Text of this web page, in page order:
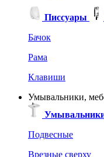
Писсуары
Бачок
Рама
Клавиши
Умывальники,
Подвесные
Врезные сверху